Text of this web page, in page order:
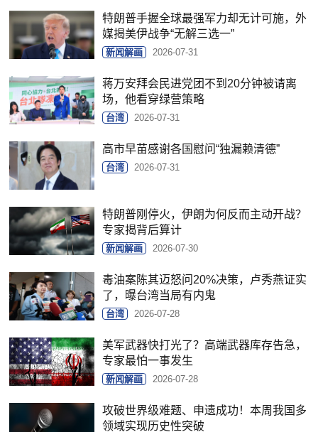
特朗普手握全球最强军力却无计可施，外
媒揭美伊战争“无解三选一”
新闻解画 2026-07-31
蒋万安拜会民进党团不到20分钟被请离
场，他看穿绿营策略
台湾 2026-07-31
高市早苗感谢各国慰问“独漏赖清德”
台湾 2026-07-31
特朗普刚停火，伊朗为何反而主动开战？
专家揭背后算计
新闻解画 2026-07-30
毒油案陈其迈怒问20%决策，卢秀燕证实
了，曝台湾当局有内鬼
台湾 2026-07-28
美军武器快打光了？高端武器库存告急，
专家最怕一事发生
新闻解画 2026-07-28
攻破世界级难题、申遗成功！本周我国多
领域实现历史性突破